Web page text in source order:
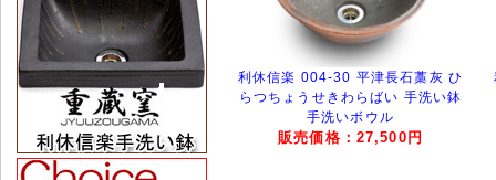
利休信楽 004-30 平津長石藁灰 ひ
らつちょうせきわらばい 手洗い鉢
手洗いボウル
販売価格：27,500円